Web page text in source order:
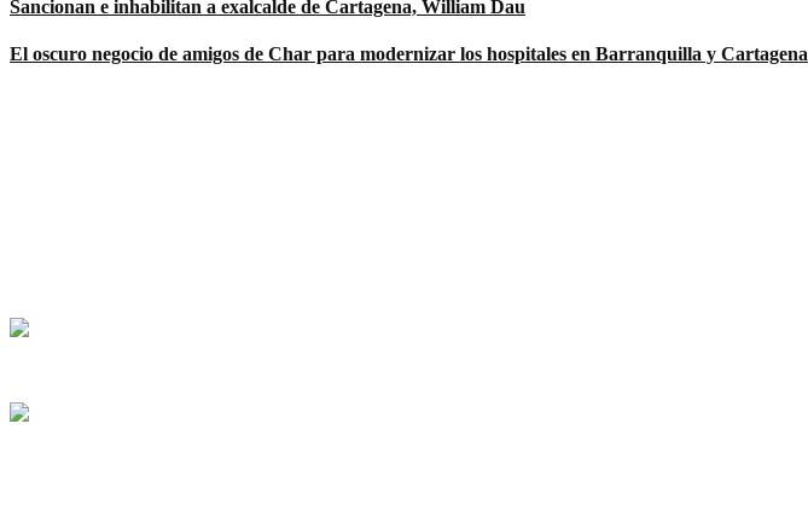
Sancionan e inhabilitan a exalcalde de Cartagena, William Dau
El oscuro negocio de amigos de Char para modernizar los hospitales en Barranquilla y Cartagena